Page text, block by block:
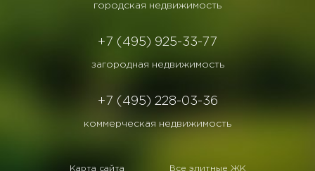
городская недвижимость
+7 (495) 925-33-77
загородная недвижимость
+7 (495) 228-03-36
коммерческая недвижимость
Карта сайта
Все элитные ЖК